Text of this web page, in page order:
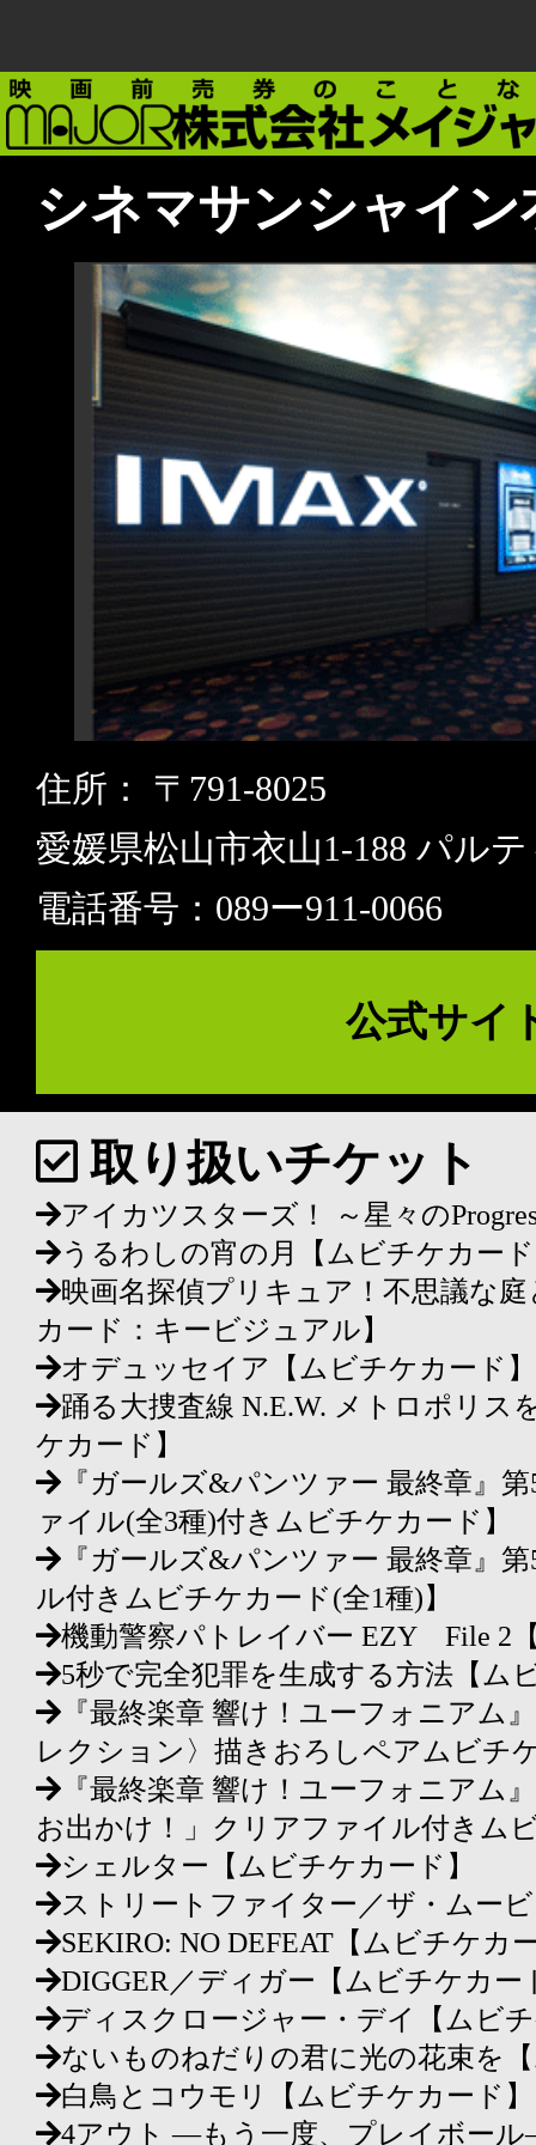
シネマサンシャイン
住所： 〒791-8025
愛媛県松山市衣山1-188 パル
電話番号：089ー911-0066
公式サイ
取り扱いチケット
アイカツスターズ！ ～星々の
うるわしの宵の月【ムビチケカー
映画名探偵プリキュア！不思議な
カード：キービジュアル】
オデュッセイア【ムビチケカード】
踊る大捜査線 N.E.W. メトロポリス
ケカード】
『ガールズ&パンツァー 最終章』
ァイル(全3種)付きムビチケカード】
『ガールズ&パンツァー 最終章』
ル付きムビチケカード(全1種)】
機動警察パトレイバー EZY File 2
5秒で完全犯罪を生成する方法【ム
『最終楽章 響け！ユーフォニアム
レクション〉描きおろしペアムビチ
『最終楽章 響け！ユーフォニアム
お出かけ！」クリアファイル付きム
シェルター【ムビチケカード】
ストリートファイター／ザ・ムー
SEKIRO: NO DEFEAT【ムビチケカ
DIGGER／ディガー【ムビチケカー
ディスクロージャー・デイ【ムビ
ないものねだりの君に光の花束を
白鳥とコウモリ【ムビチケカード】
4アウト ―もう一度、プレイボー